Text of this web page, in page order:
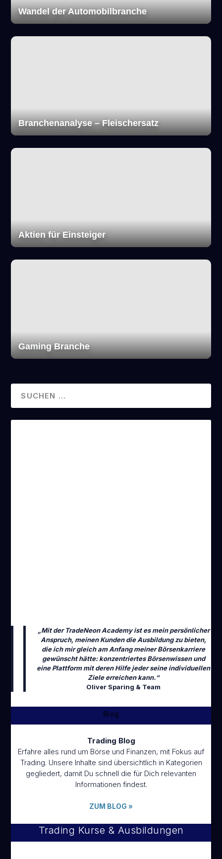
Wandel der Automobilbranche
Branchenanalyse – Fleischersatz
Aktien für Einsteiger
Gaming Branche
„Mit der TradeNeon Academy ist es mein persönlicher
Anspruch, meinen Kunden die Ausbildung zu bieten,
die ich mir gleich am Anfang meiner Börsenkarriere
gewünscht hätte: konzentriertes Börsenwissen und
eine Plattform mit deren Hilfe jeder seine individuellen
Ziele erreichen kann.“
Oliver Sparing & Team
Blog
Trading Blog
Erfahre alles rund um Börse und Finanzen, mit Fokus auf
Trading. Unsere Inhalte sind übersichtlich in Kategorien
gegliedert, damit Du schnell die für Dich relevanten
Informationen findest.
ZUM BLOG »
Trading Kurse & Ausbildungen